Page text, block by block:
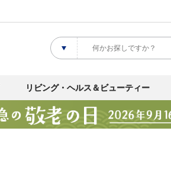
リビング・ヘルス＆ビューティー